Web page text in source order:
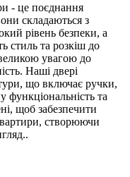
- це поєднання
складаються з
рівень безпеки, а
стиль та розкіш до
увагою до
Наші двері
що включає ручки,
функціональність та
щоб забезпечити
створюючи